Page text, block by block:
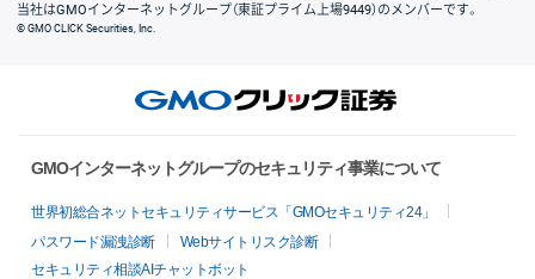
当社はGMOインターネットグループ（東証プライム上場9449）のメンバーです。
© GMO CLICK Securities, Inc.
GMOインターネットグループのセキュリティ事業について
世界初総合ネットセキュリティサービス「GMOセキュリティ24」
パスワード漏洩診断
Webサイトリスク診断
セキュリティ相談AIチャットボット